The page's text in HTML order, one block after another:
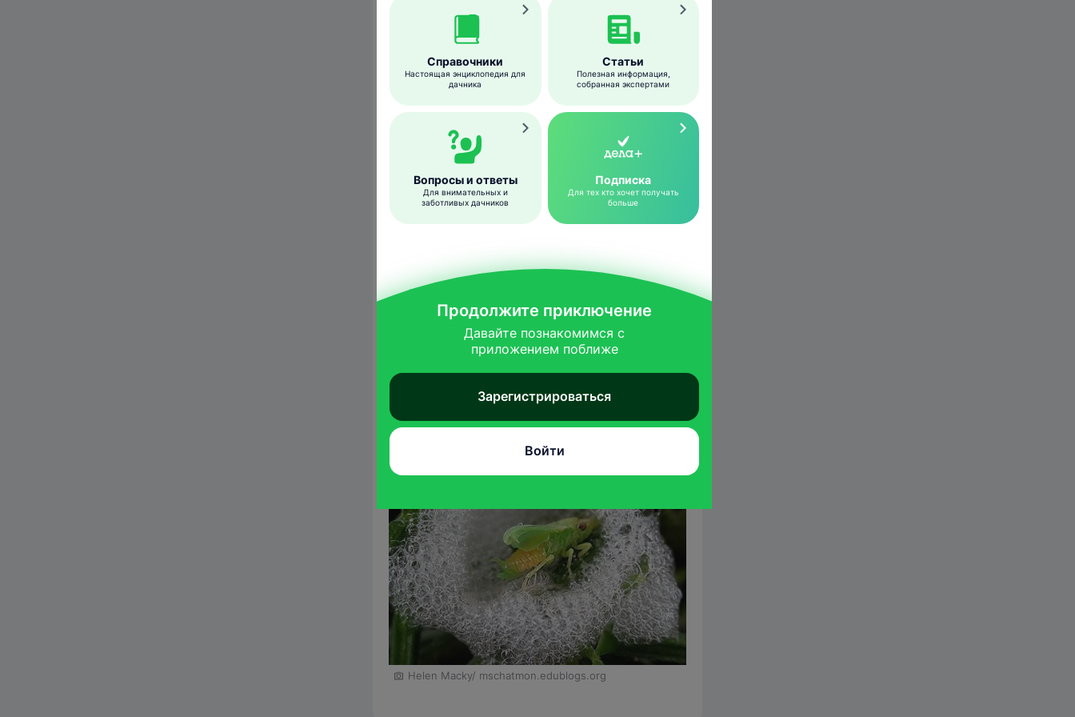
высасывая растительные соки, а затем
через 3-7 недель линяют в имаго.
faunasilvestredehormaza.blogspot.com
Пена все это время спасает молодую
пенницу от перегрева, хищников и многих
инсектицидов. Взрослые насекомые
продолжают питаться на сочных растениях
вплоть до самых заморозков.
Helen Macky/ mschatmon.edublogs.org
Справочники
Настоящая энциклопедия для
дачника
Статьи
Полезная информация,
собранная экспертами
Вопросы и ответы
Для внимательных и
заботливых дачников
Подписка
Для тех кто хочет получать
больше
Продолжите приключение
Давайте познакомимся с
приложением поближе
Зарегистрироваться
Войти